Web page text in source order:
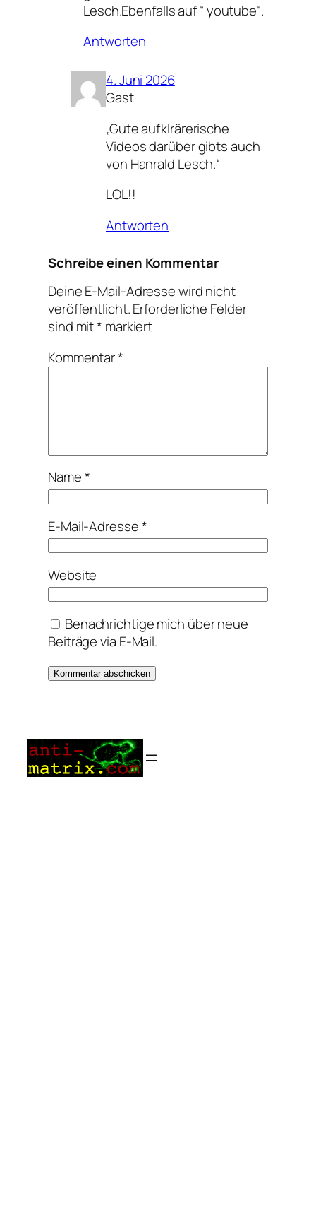
Lesch.Ebenfalls auf “ youtube“.
Antworten
4. Juni 2026
Gast
„Gute aufklrärerische
Videos darüber gibts auch
von Hanrald Lesch.“
LOL!!
Antworten
Schreibe einen Kommentar
Deine E-Mail-Adresse wird nicht
veröffentlicht.Erforderliche Felder
sind mit* markiert
Kommentar*
Name*
E-Mail-Adresse*
Website
Benachrichtige mich über neue
Beiträge via E-Mail.